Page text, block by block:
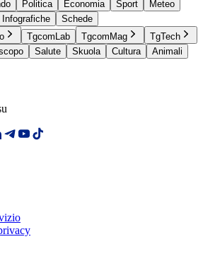
Politica Economia Sport
Meteo
Infografiche
Schede
TgcomLab TgcomMag
TgTech
Salute Skuola Cultura
Animali